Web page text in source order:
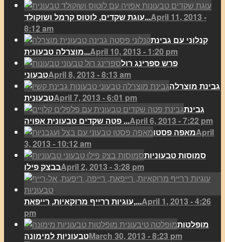
עוגת שקדים, לוטוס קרמל ושוקולד...April 11, 2013 -
8:12 am
קנלוני עם גבינת
מוצרלה טבעונית...April 10, 2013 - 1:20 pm
פרש ספרינג רול
טבעוניApril 8, 2013 - 8:13 am
גבינת מוצרלה
טבעוניתApril 7, 2013 - 6:01 pm
גבינת
פטה שקדים טבעונית אפויה ...April 6, 2013 - 7:22 pm
מאפה פסטוApril
3, 2013 - 10:12 am
סמוסות טבעוניות
בבצק פילוApril 2, 2013 - 3:28 pm
עוגיות ררייף מרוקאיות, רייפאת,...April 1, 2013 - 4:26
pm
מופלטות
טבעוניות למימונהMarch 30, 2013 - 8:23 pm